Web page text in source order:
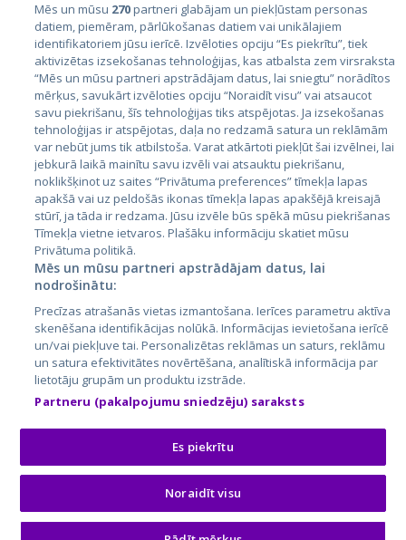
Страны
Эстония
Латвия
Литва
City24.lv
City24.ee
GetaPro.lv
GetaPro.ee
Skelbiu.lt
Autoplius.lt
Aruodas.lt
CVbankas.lt
Kainos.lt
Paslaugos.lt
auto24.ee
Osta.ee
KuldneBörs.ee
© 2026 GetaPro. Все права защищены.
Mēs un mūsu 270partneri glabājam un piekļūstam personas
datiem, piemēram, pārlūkošanas datiem vai unikālajiem
identifikatoriem jūsu ierīcē. Izvēloties opciju “Es piekrītu”, tiek
aktivizētas izsekošanas tehnoloģijas, kas atbalsta zem virsraksta
“Mēs un mūsu partneri apstrādājam datus, lai sniegtu” norādītos
mērķus, savukārt izvēloties opciju “Noraidīt visu” vai atsaucot
savu piekrišanu, šīs tehnoloģijas tiks atspējotas. Ja izsekošanas
tehnoloģijas ir atspējotas, daļa no redzamā satura un reklāmām
var nebūt jums tik atbilstoša. Varat atkārtoti piekļūt šai izvēlnei, lai
jebkurā laikā mainītu savu izvēli vai atsauktu piekrišanu,
noklikšķinot uz saites “Privātuma preferences” tīmekļa lapas
apakšā vai uz peldošās ikonas tīmekļa lapas apakšējā kreisajā
stūrī, ja tāda ir redzama. Jūsu izvēle būs spēkā mūsu piekrišanas
Tīmekļa vietne ietvaros. Plašāku informāciju skatiet mūsu
Privātuma politikā.
Mēs un mūsu partneri apstrādājam datus, lai
nodrošinātu:
Precīzas atrašanās vietas izmantošana. Ierīces parametru aktīva
skenēšana identifikācijas nolūkā. Informācijas ievietošana ierīcē
un/vai piekļuve tai. Personalizētas reklāmas un saturs, reklāmu
un satura efektivitātes novērtēšana, analītiskā informācija par
lietotāju grupām un produktu izstrāde.
Partneru (pakalpojumu sniedzēju) saraksts
Es piekrītu
Noraidīt visu